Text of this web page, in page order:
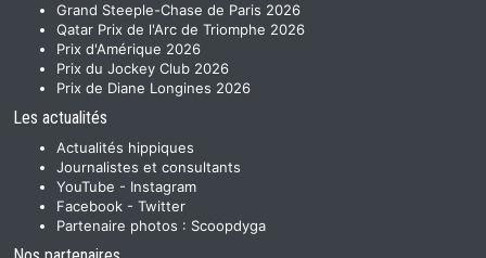
Grand Steeple-Chase de Paris 2026
Qatar Prix de l'Arc de Triomphe 2026
Prix d'Amérique 2026
Prix du Jockey Club 2026
Prix de Diane Longines 2026
Les actualités
Actualités hippiques
Journalistes et consultants
YouTube - Instagram
Facebook - Twitter
Partenaire photos : Scoopdyga